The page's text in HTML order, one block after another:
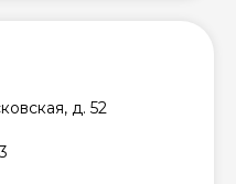
д. 52